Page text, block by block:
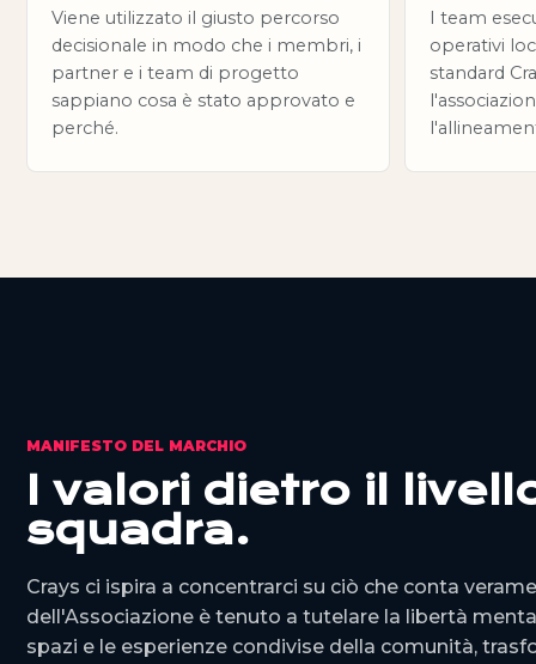
Viene utilizzato il giusto percorso
decisionale in modo che i membri, i
partner e i team di progetto
sappiano cosa è stato approvato e
perché.
I team
operativi
standard
MANIFESTO DEL MARCHIO
I valori dietro il
squadra.
Crays ci ispira a concentrarci su ciò che conta
dell'Associazione è tenuto a tutelare la libertà
spazi e le esperienze condivise della comunità,